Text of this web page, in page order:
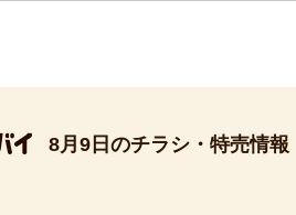
8月9日のチラシ・特売情報